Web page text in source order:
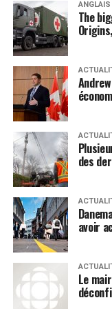
Post Views:
trois mois à trois
crédit n’offrent
les obtenir
ligne.
Règle générale, le
les frais
atteindre 60 %
Il importe
varient d’un
peut ne pas vous
de l’argent sur
Quels autres
considération?
De même que
emprunter plus
ANGLAIS
The
des
avoir
Le